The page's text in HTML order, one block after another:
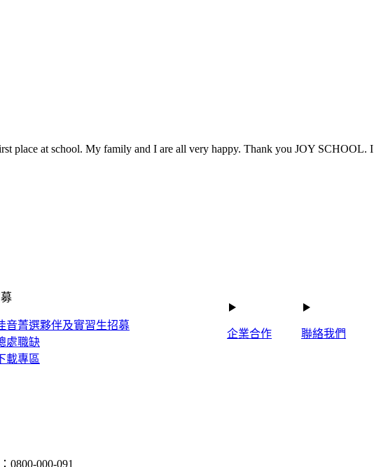
place at school. My family and I are all very happy. Thank you JOY SCHOOL. I
音菁選夥伴及實習生招募
處職缺
載專區
企業合作 聯絡我們
000-091